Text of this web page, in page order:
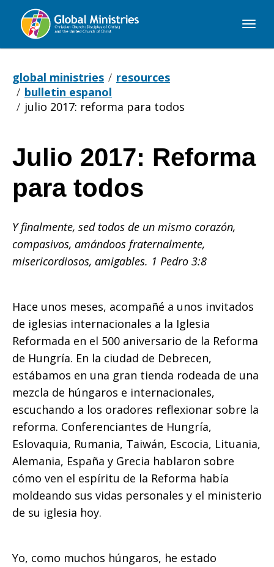
Global
global ministries
resources
bulletin espanol
julio 2017: reforma para todos
Julio
2017:
Reforma
para
todos
Julio 2017: Reforma
para todos
Y finalmente, sed todos de un mismo corazón,
compasivos, amándoos fraternalmente,
misericordiosos, amigables. 1 Pedro 3:8
Hace unos meses, acompañé a unos invitados
de iglesias internacionales a la Iglesia
Reformada en el 500 aniversario de la Reforma
de Hungría. En la ciudad de Debrecen,
estábamos en una gran tienda rodeada de una
mezcla de húngaros e internacionales,
escuchando a los oradores reflexionar sobre la
reforma. Conferenciantes de Hungría,
Eslovaquia, Rumania, Taiwán, Escocia, Lituania,
Alemania, España y Grecia hablaron sobre
cómo ven el espíritu de la Reforma había
moldeando sus vidas personales y el ministerio
de su iglesia hoy.
Yo, como muchos húngaros, he estado